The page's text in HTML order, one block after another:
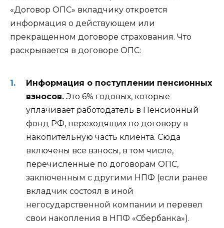
«Договор ОПС» вкладчику откроется
информация о действующем или
прекращенном договоре страхования. Что
раскрывается в договоре ОПС:
Информация о поступлении пенсионных
взносов. Это 6% годовых, которые
уплачивает работодатель в Пенсионный
фонд РФ, переходящих по договору в
накопительную часть клиента. Сюда
включены все взносы, в том числе,
перечисленные по договорам ОПС,
заключенным с другими НПФ (если ранее
вкладчик состоял в иной
негосударственной компании и перевел
свои накопления в НПФ «Сбербанка»).